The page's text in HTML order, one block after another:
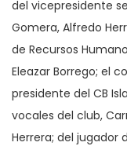
del vicepresidente
Gomera, Alfredo
de Recursos
Eleazar Borrego; el
presidente del CB
vocales del club,
Herrera; del jugador